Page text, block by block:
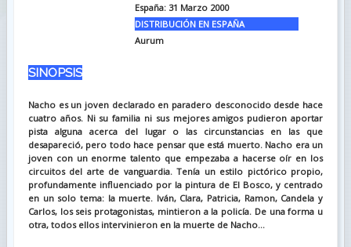
España: 31 Marzo 2000
DISTRIBUCIÓN EN ESPAÑA
Aurum
SINOPSIS
Nacho es un joven declarado en paradero desconocido desde hace
cuatro años. Ni su familia ni sus mejores amigos pudieron aportar
pista alguna acerca del lugar o las circunstancias en las que
desapareció, pero todo hace pensar que está muerto. Nacho era un
joven con un enorme talento que empezaba a hacerse oír en los
circuitos del arte de vanguardia. Tenía un estilo pictórico propio,
profundamente influenciado por la pintura de El Bosco, y centrado
en un solo tema: la muerte. Iván, Clara, Patricia, Ramon, Candela y
Carlos, los seis protagonistas, mintieron a la policía. De una forma u
otra, todos ellos intervinieron en la muerte de Nacho...